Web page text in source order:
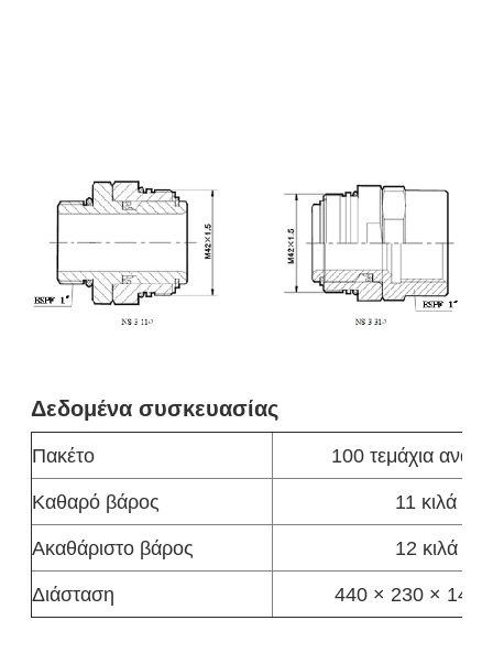
Δεδομένα συσκευασίας
Πακέτο
100 τεμάχια ανά
Καθαρό βάρος
11 κιλά
Ακαθάριστο βάρος
12 κιλά
Διάσταση
440 × 230 × 140